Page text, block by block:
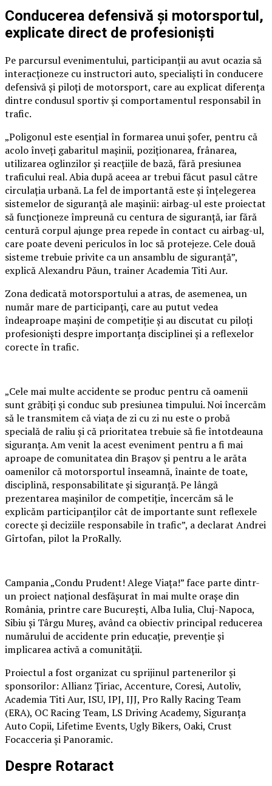
Conducerea defensivă și motorsportul,
explicate direct de profesioniști
Pe parcursul evenimentului, participanții au avut ocazia să
interacționeze cu instructori auto, specialiști în conducere
defensivă și piloți de motorsport, care au explicat diferența
dintre condusul sportiv și comportamentul responsabil în
trafic.
„Poligonul este esențial în formarea unui șofer, pentru că
acolo înveți gabaritul mașinii, poziționarea, frânarea,
utilizarea oglinzilor și reacțiile de bază, fără presiunea
traficului real. Abia după aceea ar trebui făcut pasul către
circulația urbană. La fel de importantă este și înțelegerea
sistemelor de siguranță ale mașinii: airbag-ul este proiectat
să funcționeze împreună cu centura de siguranță, iar fără
centură corpul ajunge prea repede în contact cu airbag-ul,
care poate deveni periculos în loc să protejeze. Cele două
sisteme trebuie privite ca un ansamblu de siguranță”,
explică Alexandru Păun, trainer Academia Titi Aur.
Zona dedicată motorsportului a atras, de asemenea, un
număr mare de participanți, care au putut vedea
îndeaproape mașini de competiție și au discutat cu piloți
profesioniști despre importanța disciplinei și a reflexelor
corecte în trafic.
„Cele mai multe accidente se produc pentru că oamenii
sunt grăbiți și conduc sub presiunea timpului. Noi încercăm
să le transmitem că viața de zi cu zi nu este o probă
specială de raliu și că prioritatea trebuie să fie întotdeauna
siguranța. Am venit la acest eveniment pentru a fi mai
aproape de comunitatea din Brașov și pentru a le arăta
oamenilor că motorsportul înseamnă, înainte de toate,
disciplină, responsabilitate și siguranță. Pe lângă
prezentarea mașinilor de competiție, încercăm să le
explicăm participanților cât de importante sunt reflexele
corecte și deciziile responsabile în trafic”, a declarat Andrei
Gîrtofan, pilot la ProRally.
Campania „Condu Prudent! Alege Viața!” face parte dintr-
un proiect național desfășurat în mai multe orașe din
România, printre care București, Alba Iulia, Cluj-Napoca,
Sibiu și Târgu Mureș, având ca obiectiv principal reducerea
numărului de accidente prin educație, prevenție și
implicarea activă a comunității.
Proiectul a fost organizat cu sprijinul partenerilor și
sponsorilor: Allianz Țiriac, Accenture, Coresi, Autoliv,
Academia Titi Aur, ISU, IPJ, IJJ, Pro Rally Racing Team
(ERA), OC Racing Team, LS Driving Academy, Siguranța
Auto Copii, Lifetime Events, Ugly Bikers, Oaki, Crust
Focacceria și Panoramic.
Despre Rotaract